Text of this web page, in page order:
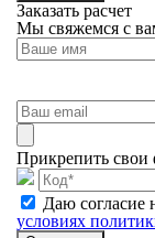
Заказать расчет
Мы свяжемся с
Прикрепить
Даю согласие
условиях